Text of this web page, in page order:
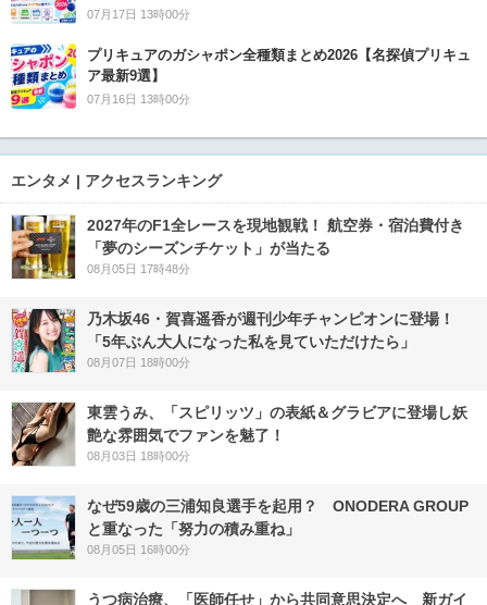
07月17日 13時00分
プリキュアのガシャポン全種類まとめ2026【名探偵プリキュ
ア最新9選】
07月16日 13時00分
エンタメ | アクセスランキング
2027年のF1全レースを現地観戦！ 航空券・宿泊費付き
「夢のシーズンチケット」が当たる
08月05日 17時48分
乃木坂46・賀喜遥香が週刊少年チャンピオンに登場！
「5年ぶん大人になった私を見ていただけたら」
08月07日 18時00分
東雲うみ、「スピリッツ」の表紙＆グラビアに登場し妖
艶な雰囲気でファンを魅了！
08月03日 18時00分
なぜ59歳の三浦知良選手を起用？ ONODERA GROUP
と重なった「努力の積み重ね」
08月05日 16時00分
うつ病治療、「医師任せ」から共同意思決定へ 新ガイ